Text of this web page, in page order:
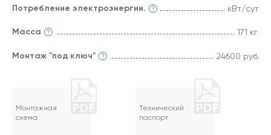
Потребление электроэнергии. кВт/сут
Масса 171 кг.
Монтаж "под ключ" 24600 руб.
Монтажная
схема
Технический
паспорт